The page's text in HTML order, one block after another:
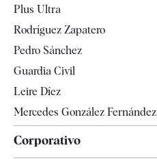
Televisión
Plus Ultra
Rodríguez Zapatero
Pedro Sánchez
Guardia Civil
Leire Díez
Mercedes González Fernández
Corporativo